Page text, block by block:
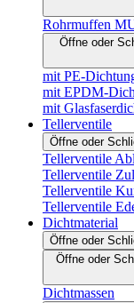
Rohrmuffen
Öffne oder
mit PE-
mit EPDM-
mit
Tellerventile
Öffne oder
Tellerventile
Tellerventile
Tellerventile
Tellerventile
Dichtmaterial
Öffne oder
Öffne oder
Dichtmassen